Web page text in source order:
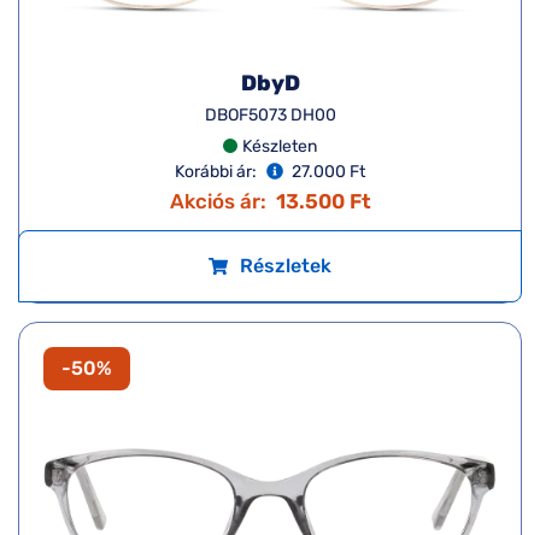
DbyD
DBOF5073 DH00
Készleten
Korábbi ár:
27.000 Ft
Akciós ár: 13.500 Ft
Részletek
-50%